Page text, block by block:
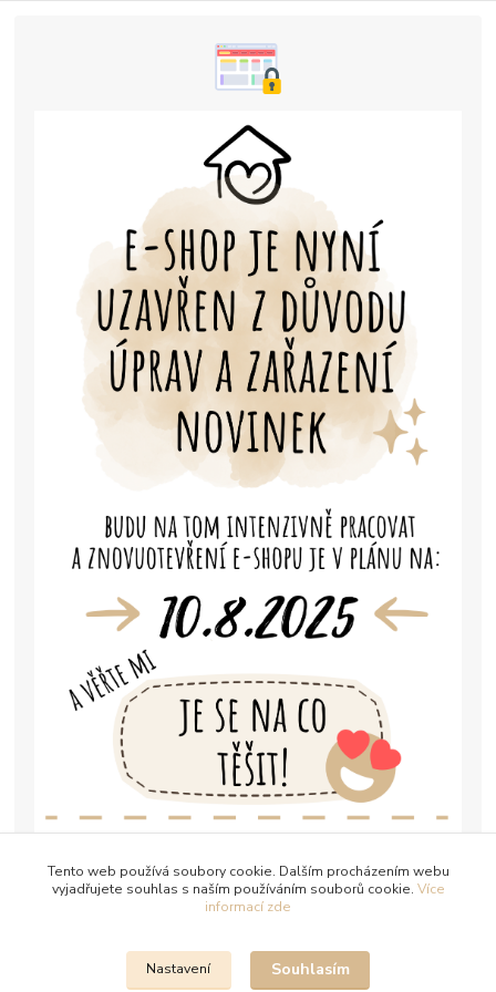
Tento web používá soubory cookie. Dalším procházením webu
vyjadřujete souhlas s naším používáním souborů cookie. Více
informací zde
Nastavení Souhlasím